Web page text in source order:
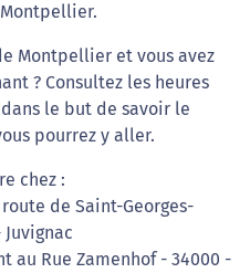
Montpellier et vous avez
? Consultez les heures
le but de savoir le
pourrez y aller.
chez :
de Saint-Georges-
au Rue Zamenhof - 34000 -